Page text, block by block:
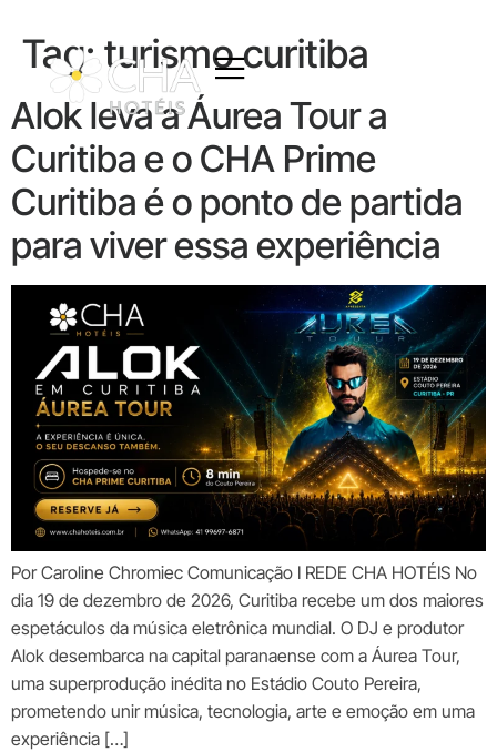
Tag:turismo curitiba
Alok leva a Áurea Tour a
Curitiba e o CHA Prime
Curitiba é o ponto de partida
para viver essa experiência
Por Caroline Chromiec Comunicação I REDE CHA HOTÉIS No
dia 19 de dezembro de 2026, Curitiba recebe um dos maiores
espetáculos da música eletrônica mundial. O DJ e produtor
Alok desembarca na capital paranaense com a Áurea Tour,
uma superprodução inédita no Estádio Couto Pereira,
prometendo unir música, tecnologia, arte e emoção em uma
experiência […]